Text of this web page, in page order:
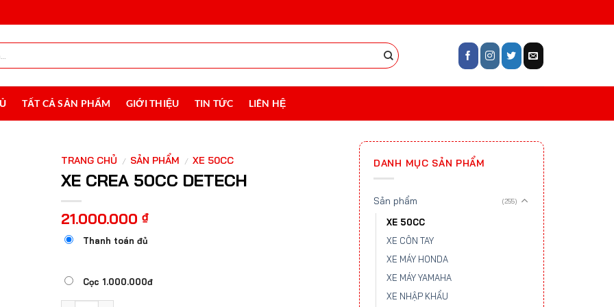
TẤT CẢ SẢN PHẨM GIỚI THIỆU TIN TỨC LIÊN HỆ
DANH MỤC SẢN PHẨM
Sản phẩm (255)
XE 50CC
XE CÔN TAY
XE MÁY HONDA
XE MÁY YAMAHA
XE NHẬP KHẨU
TRANG CHỦ / SẢN PHẨM / XE 50CC
XE CREA 50CC DETECH
21.000.000 ₫
Thanh toán đủ
Cọc 1.000.000đ